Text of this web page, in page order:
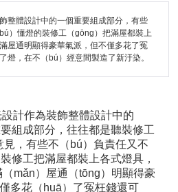
整體設計中的一個重要組成部分，有些
）懂燈的裝修工（gōng）把滿屋都裝上
屋通明顯得豪華氣派，但不僅多花了冤
燈，在不（bú）經意間製造了新汙染。
計作為裝飾整體設計中的
要組成部分，往往都是聽裝修工
見，有些不（bú）負責任又不
裝修工把滿屋都裝上各式燈具，
mǎn）屋通（tōng）明顯得豪
多花（huā）了冤枉錢還可